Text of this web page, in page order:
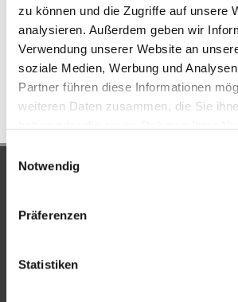
zu können und die Zugriffe auf unsere
analysieren. Außerdem geben wir
Verwendung unserer Website an
soziale Medien, Werbung und
Partner führen diese Informationen
weiteren Daten zusammen, die Sie
Einwilligungsauswahl
Notwendig
Präferenzen
Statistiken
Mehrfamilienhaus
288 m²
9